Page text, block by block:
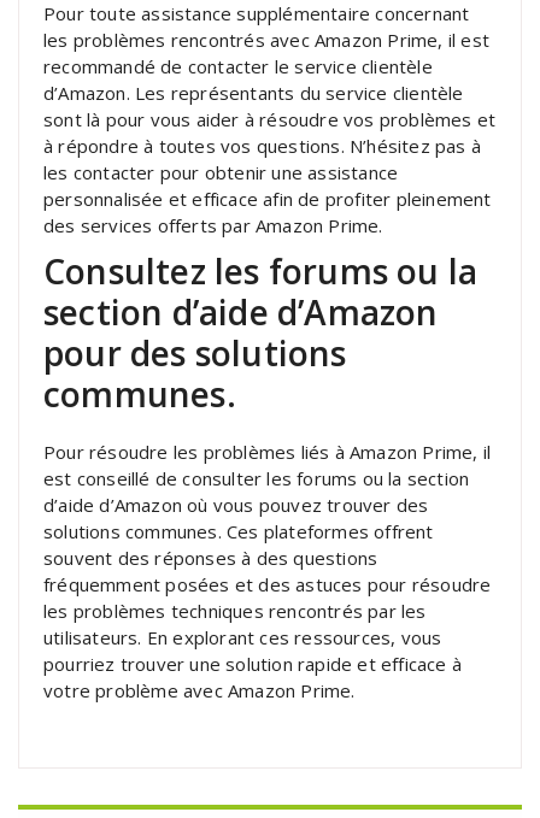
Pour toute assistance supplémentaire concernant
les problèmes rencontrés avec Amazon Prime, il est
recommandé de contacter le service clientèle
d’Amazon. Les représentants du service clientèle
sont là pour vous aider à résoudre vos problèmes et
à répondre à toutes vos questions. N’hésitez pas à
les contacter pour obtenir une assistance
personnalisée et efficace afin de profiter pleinement
des services offerts par Amazon Prime.
Consultez les forums ou la
section d’aide d’Amazon
pour des solutions
communes.
Pour résoudre les problèmes liés à Amazon Prime, il
est conseillé de consulter les forums ou la section
d’aide d’Amazon où vous pouvez trouver des
solutions communes. Ces plateformes offrent
souvent des réponses à des questions
fréquemment posées et des astuces pour résoudre
les problèmes techniques rencontrés par les
utilisateurs. En explorant ces ressources, vous
pourriez trouver une solution rapide et efficace à
votre problème avec Amazon Prime.